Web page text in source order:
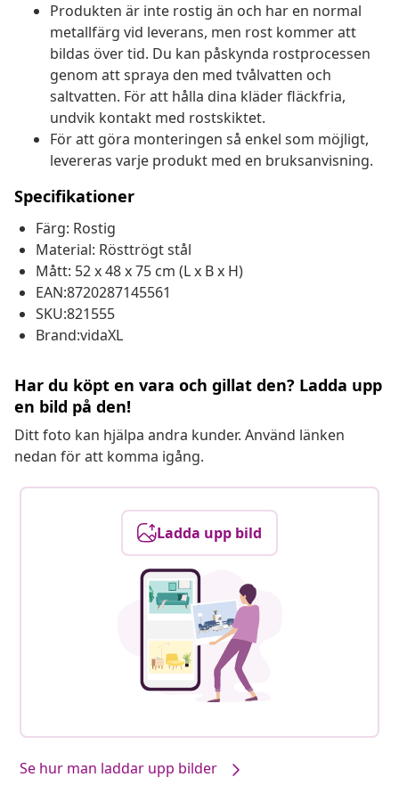
Produkten är inte rostig än och har en normal
metallfärg vid leverans, men rost kommer att
bildas över tid. Du kan påskynda rostprocessen
genom att spraya den med tvålvatten och
saltvatten. För att hålla dina kläder fläckfria,
undvik kontakt med rostskiktet.
För att göra monteringen så enkel som möjligt,
levereras varje produkt med en bruksanvisning.
Specifikationer
Färg: Rostig
Material: Rösttrögt stål
Mått: 52 x 48 x 75 cm (L x B x H)
EAN:8720287145561
SKU:821555
Brand:vidaXL
Har du köpt en vara och gillat den? Ladda upp
en bild på den!
Ditt foto kan hjälpa andra kunder. Använd länken
nedan för att komma igång.
Ladda upp bild
Våra produkter, stylade av dig #sharemevidaxl